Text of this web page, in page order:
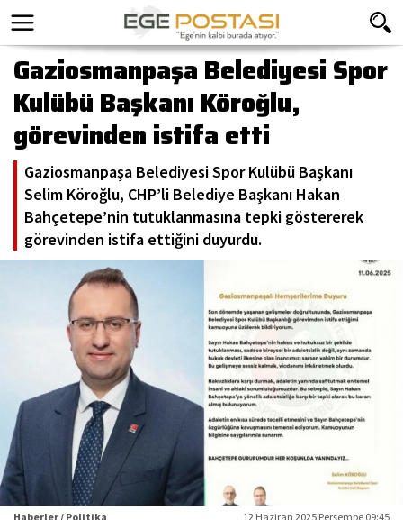
Gaziosmanpaşa Belediyesi Spor
Kulübü Başkanı Köroğlu,
görevinden istifa etti
Gaziosmanpaşa Belediyesi Spor Kulübü Başkanı
Selim Köroğlu, CHP’li Belediye Başkanı Hakan
Bahçetepe’nin tutuklanmasına tepki göstererek
görevinden istifa ettiğini duyurdu.
Haberler / Politika 12 Haziran 2025 Perşembe 09:45